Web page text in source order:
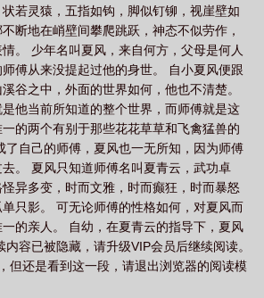
TXT百度 少年夏风全本在线阅读 少年夏风617章
夏风蓝曼秋 少年夏风427章免费阅读最新章节 少
夏风苏嫣儿 1937·少年夏之秋 少年夏风顾婉清大
少年夏风461 少年夏风巴士 少年夏风第二部大
少年夏风全本TXT 少年夏风哪几章有绿 少年夏风
章节 少年夏风楚君涵第几章出现 少年夏风各女主
年夏风顾婉清最新章节更新时间 少年夏风有几位女
类似 少年夏风更新 少年夏风女主 少年夏风全
少年夏风绿帽版最新章节更新时间 播放夏少
免费阅读入口 少年夏装 少年夏风全本 少年夏
若灵猿，五指如钩，脚似钉铆，视崖壁如
断地在峭壁间攀爬跳跃，神态不似劳作，
。 少年名叫夏风，来自何方，父母是何人
傅从来没提起过他的身世。 自小夏风便跟
谷之中，外面的世界如何，他也不清楚。
他当前所知道的整个世界，而师傅就是这
的两个有别于那些花花草草和飞禽猛兽的
了自己的师傅，夏风也一无所知，因为师傅
。 夏风只知道师傅名叫夏青云，武功卓
异多变，时而文雅，时而癫狂，时而暴怒
只影。 可无论师傅的性格如何，对夏风而
的亲人。 自幼，在夏青云的指导下，夏风
容已被隐藏，请升级VIP会员后继续阅读。
但还是看到这一段，请退出浏览器的阅读模